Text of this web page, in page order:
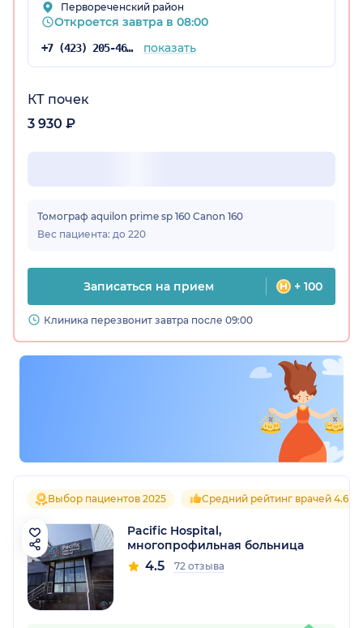
Первореченский район
Откроется завтра в 08:00
+7 (423) 205-46-89 показать
КТ почек
3 930 ₽
Томограф aquilon prime sp 160 Canon 160
Вес пациента: до 220
Записаться на прием + 100
Клиника перезвонит завтра после 09:00
Выбор пациентов 2025 Средний рейтинг врачей 4.6
Pacific Hospital,
многопрофильная больница
4.5 72 отзыва